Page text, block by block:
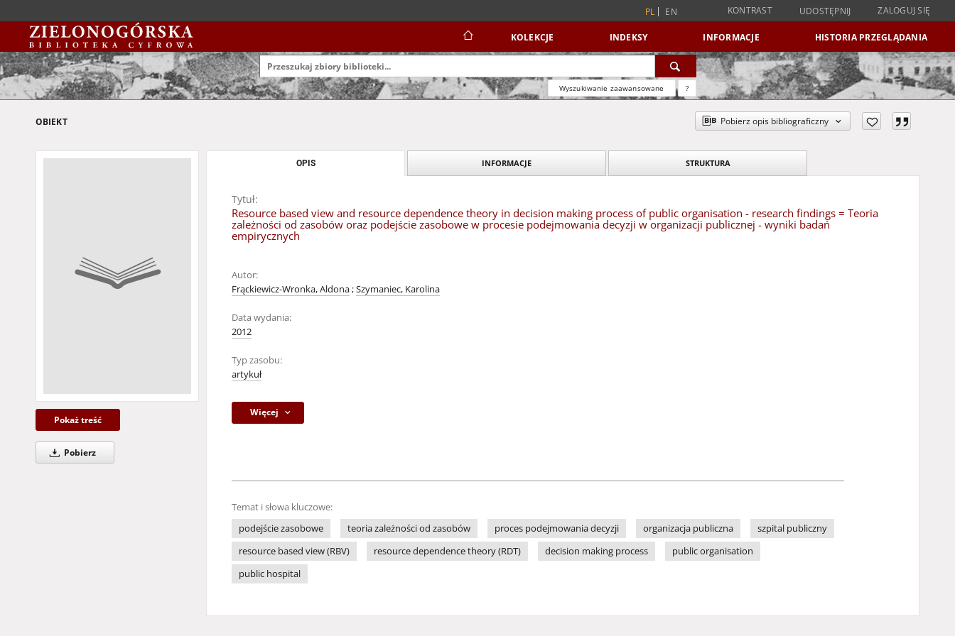
PL EN KONTRAST UDOSTĘPNIJ ZALOGUJ SIĘ
KOLEKCJE INDEKSY INFORMACJE HISTORIA PRZEGLĄDANIA
Wyszukiwanie zaawansowane ?
OBIEKT Pobierz opis bibliograficzny
Pokaż treść
Pobierz
OPIS INFORMACJE STRUKTURA
Tytuł:
Resource based view and resource dependence theory in decision making process of public organisation - research findings = Teoria
zależności od zasobów oraz podejście zasobowe w procesie podejmowania decyzji w organizacji publicznej - wyniki badań
empirycznych
Autor:
Frąckiewicz-Wronka, Aldona;Szymaniec, Karolina
Data wydania:
2012
Typ zasobu:
artykuł
Więcej
Temat i słowa kluczowe:
podejście zasobowe
teoria zależności od zasobów proces podejmowania decyzji organizacja publiczna
szpital publiczny
resource based view (RBV)
resource dependence theory (RDT) decision making process
public organisation
public hospital